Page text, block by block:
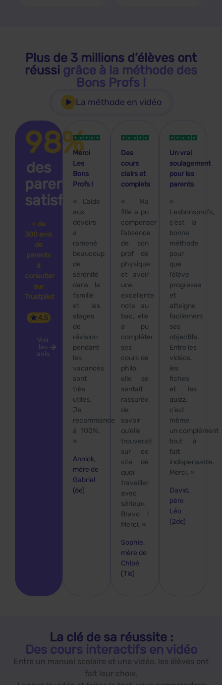
Plus de 3 millions d’élèves ont
réussi grâce à la méthode des
Bons Profs !
La méthode en vidéo
98%
des
parents
satisfaits
+ de
300 avis
de
parents
à
consulter
sur
Trustpilot
★4,5
Voir
les
avis
Merci
Les
Bons
Profs !
« L’aide
aux
devoirs
a
ramené
beaucoup
de
sérénité
dans la
famille
et les
stages
de
révision
pendant
les
vacances
sont
très
utiles.
Je
recommande
à 100%.
»
Annick,
mère de
Gabriel
(6e)
Des
cours
clairs et
complets
« Ma
fille a pu
compenser
l’absence
de son
prof de
physique
et avoir
une
excellente
note au
bac, elle
a pu
compléter
ses
cours de
philo,
elle se
sentait
rassurée
de
savoir
qu’elle
trouverait
sur ce
site de
quoi
travailler
avec
sérieux.
Bravo !
Merci. »
Sophie,
mère de
Chloé
(Tle)
Un vrai
soulagement
pour les
parents
«
Lesbonsprofs,
c’est la
bonne
méthode
pour
que
l’élève
progresse
et
atteigne
facilement
ses
objectifs.
Entre les
vidéos,
les
fiches
et les
quizz,
c’est
même
un complément
tout à
fait
indispensable.
Merci. »
David,
père
Léo
(2de)
La clé de sa réussite :
Des cours interactifs en vidéo
Entre un manuel scolaire et une vidéo, les élèves ont
fait leur choix.